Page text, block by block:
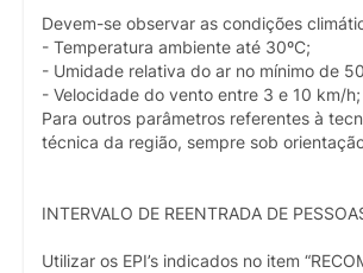
Devem-se observar as condições
- Temperatura ambiente até 30ºC;
- Umidade relativa do ar no mínimo de
- Velocidade do vento entre 3 e 10 km/h;
Para outros parâmetros referentes à
técnica da região, sempre sob
INTERVALO DE REENTRADA DE
Utilizar os EPI’s indicados no item